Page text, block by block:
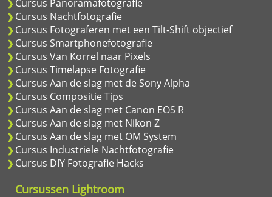
Cursus Panoramafotografie
Cursus Nachtfotografie
Cursus Fotograferen met een Tilt-Shift objectief
Cursus Smartphonefotografie
Cursus Van Korrel naar Pixels
Cursus Timelapse Fotografie
Cursus Aan de slag met de Sony Alpha
Cursus Compositie Tips
Cursus Aan de slag met Canon EOS R
Cursus Aan de slag met Nikon Z
Cursus Aan de slag met OM System
Cursus Industriele Nachtfotografie
Cursus DIY Fotografie Hacks
Cursussen Lightroom